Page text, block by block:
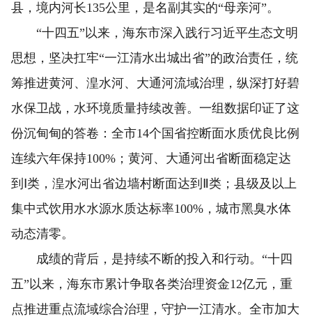
县，境内河长135公里，是名副其实的“母亲河”。
“十四五”以来，海东市深入践行习近平生态文明
思想，坚决扛牢“一江清水出城出省”的政治责任，统
筹推进黄河、湟水河、大通河流域治理，纵深打好碧
水保卫战，水环境质量持续改善。一组数据印证了这
份沉甸甸的答卷：全市14个国省控断面水质优良比例
连续六年保持100%；黄河、大通河出省断面稳定达
到Ⅰ类，湟水河出省边墙村断面达到Ⅱ类；县级及以上
集中式饮用水水源水质达标率100%，城市黑臭水体
动态清零。
成绩的背后，是持续不断的投入和行动。“十四
五”以来，海东市累计争取各类治理资金12亿元，重
点推进重点流域综合治理，守护一江清水。全市加大